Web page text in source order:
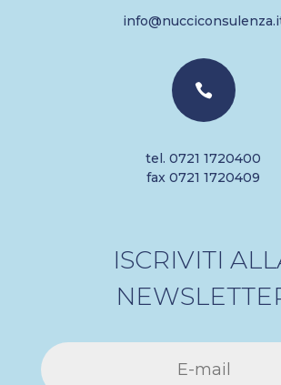

tel. 0721 1720400
fax 0721 1720409
ISCRIVITI